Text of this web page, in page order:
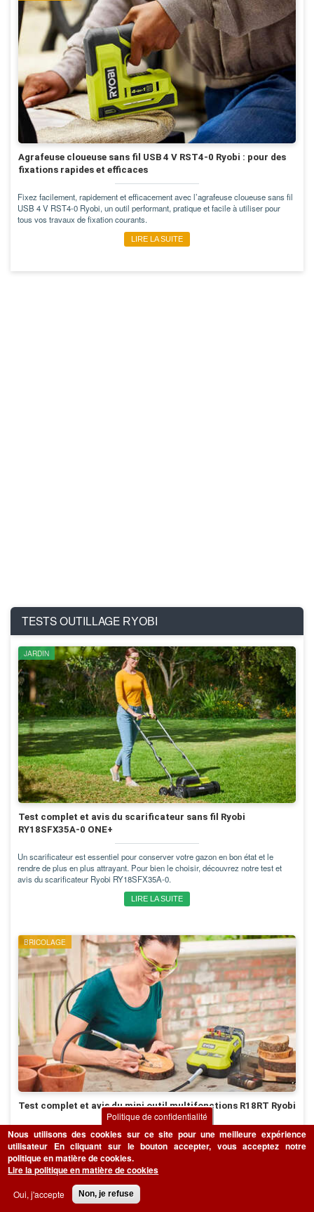
Agrafeuse cloueuse sans fil USB 4 V RST4-0 Ryobi : pour des
fixations rapides et efficaces
Fixez facilement, rapidement et efficacement avec l’agrafeuse cloueuse sans fil
USB 4 V RST4-0 Ryobi, un outil performant, pratique et facile à utiliser pour
tous vos travaux de fixation courants.
LIRE LA SUITE
TESTS OUTILLAGE RYOBI
JARDIN
Test complet et avis du scarificateur sans fil Ryobi
RY18SFX35A-0 ONE+
Un scarificateur est essentiel pour conserver votre gazon en bon état et le
rendre de plus en plus attrayant. Pour bien le choisir, découvrez notre test et
avis du scarificateur Ryobi RY18SFX35A-0.
LIRE LA SUITE
BRICOLAGE
Test complet et avis du mini outil multifonctions R18RT Ryobi
Vous êtes à la recherche d’un appareil polyvalent et performant pour accomplir
divers projets de bricolage en toute simplicité ? Découvrez notre test et avis du
mini outil multifonctions R18RT-0 Ryobi.
LIRE LA SUITE
Politique de confidentialité
Nous utilisons des cookies sur ce site pour une meilleure expérience
utilisateur En cliquant sur le bouton accepter, vous acceptez notre
politique en matière de cookies.
Lire la politique en matière de cookies
Oui, j'accepte Non, je refuse